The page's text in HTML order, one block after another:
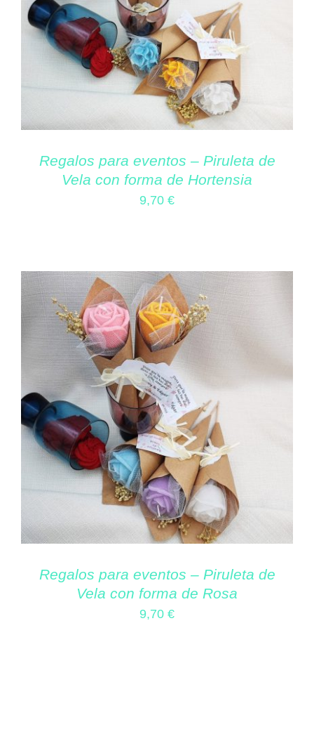
Regalos para eventos – Piruleta de
Vela con forma de Hortensia
9,70 €
Regalos para eventos – Piruleta de
Vela con forma de Rosa
9,70 €